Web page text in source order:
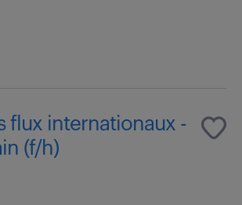
flux internationaux -
(f/h)